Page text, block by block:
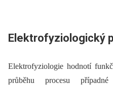
Elektrofyziologický
Elektrofyziologie hodnotí
průběhu procesu